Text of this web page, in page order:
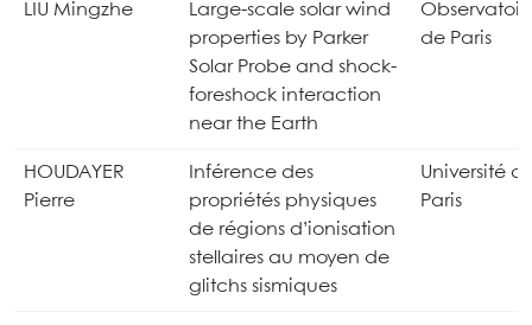
LIU Mingzhe
Large-scale solar wind
properties by Parker
Solar Probe and shock-
foreshock interaction
near the Earth
de Paris
HOUDAYER
Pierre
Inférence des
propriétés physiques
de régions d’ionisation
stellaires au moyen de
glitchs sismiques
Université
Paris